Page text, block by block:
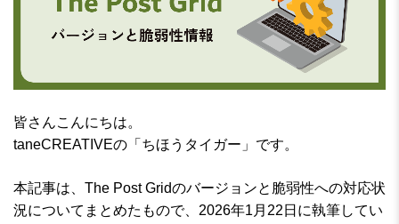
皆さんこんにちは。
taneCREATIVEの「ちほうタイガー」です。
本記事は、The Post Gridのバージョンと脆弱性への対応状
況についてまとめたもので、2026年1月22日に執筆してい